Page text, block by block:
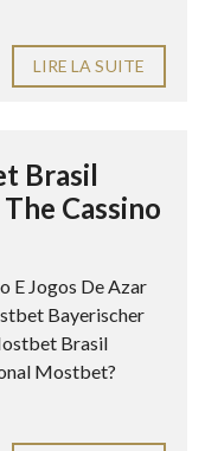
LIRE LA SUITE
Brasil
Cassino
E Jogos De Azar
Bayerischer
Brasil
Mostbet?